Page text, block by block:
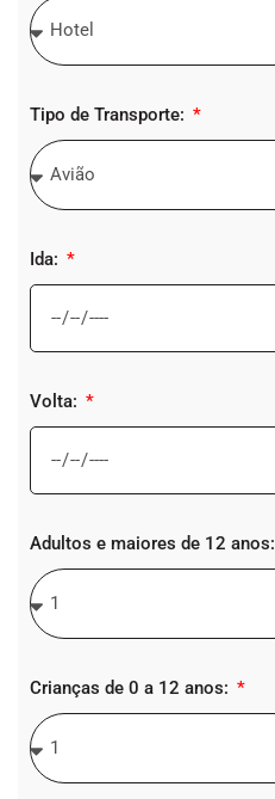
Tipo de Transporte:
Ida:
Volta:
Adultos e maiores de 12 anos:
Crianças de 0 a 12 anos: